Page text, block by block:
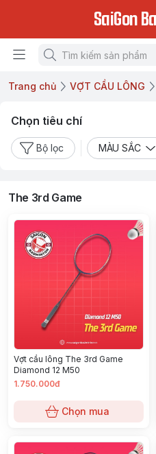
SaiGon
Trang chủ VỢT CẦU LÔNG
Chọn tiêu chí
Bộ lọc MÀU SẮC
The 3rd Game
Vợt cầu lông The 3rd Game
Diamond 12 M50
1.750.000đ
Chọn mua